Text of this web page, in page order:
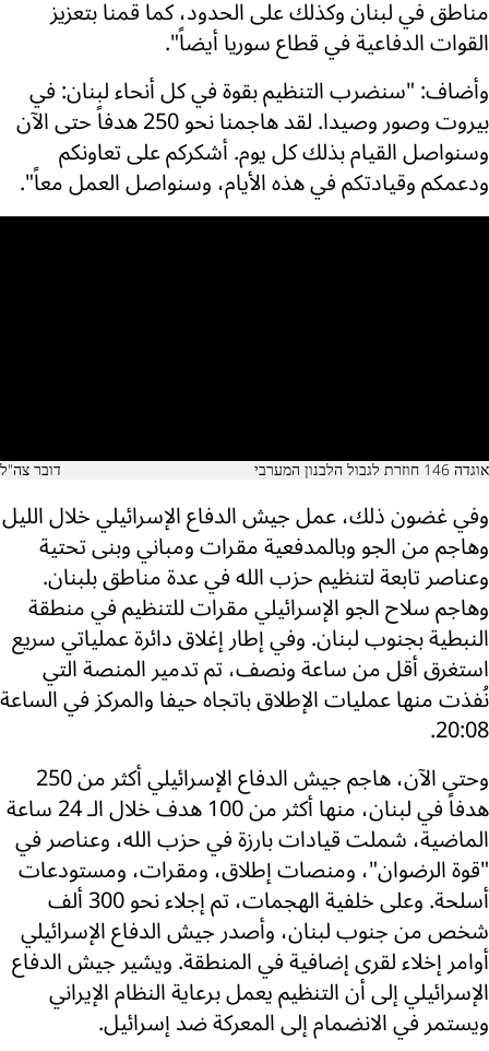
مناطق في لبنان وكذلك على الحدود، كما قمنا بتعزيز
القوات الدفاعية في قطاع سوريا أيضاً".
وأضاف: "سنضرب التنظيم بقوة في كل أنحاء لبنان: في
بيروت وصور وصيدا. لقد هاجمنا نحو 250 هدفاً حتى الآن
وسنواصل القيام بذلك كل يوم. أشكركم على تعاونكم
ودعمكم وقيادتكم في هذه الأيام، وسنواصل العمل معاً".
אוגדה 146 חוזרת לגבול הלבנון המערבי דובר צה"ל
وفي غضون ذلك، عمل جيش الدفاع الإسرائيلي خلال الليل
وهاجم من الجو وبالمدفعية مقرات ومباني وبنى تحتية
وعناصر تابعة لتنظيم حزب الله في عدة مناطق بلبنان.
وهاجم سلاح الجو الإسرائيلي مقرات للتنظيم في منطقة
النبطية بجنوب لبنان. وفي إطار إغلاق دائرة عملياتي سريع
استغرق أقل من ساعة ونصف، تم تدمير المنصة التي
نُفذت منها عمليات الإطلاق باتجاه حيفا والمركز في الساعة
20:08.
وحتى الآن، هاجم جيش الدفاع الإسرائيلي أكثر من 250
هدفاً في لبنان، منها أكثر من 100 هدف خلال الـ 24 ساعة
الماضية، شملت قيادات بارزة في حزب الله، وعناصر في
"قوة الرضوان"، ومنصات إطلاق، ومقرات، ومستودعات
أسلحة. وعلى خلفية الهجمات، تم إجلاء نحو 300 ألف
شخص من جنوب لبنان، وأصدر جيش الدفاع الإسرائيلي
أوامر إخلاء لقرى إضافية في المنطقة. ويشير جيش الدفاع
الإسرائيلي إلى أن التنظيم يعمل برعاية النظام الإيراني
ويستمر في الانضمام إلى المعركة ضد إسرائيل.